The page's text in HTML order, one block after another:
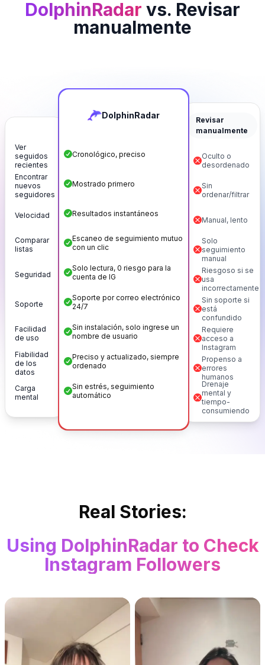
DolphinRadar vs. Revisar
manualmente
Ver
seguidos
recientes
Encontrar
nuevos
seguidores
Velocidad
Comparar
listas
Seguridad
Soporte
Facilidad
de uso
Fiabilidad
de los
datos
Carga
mental
DolphinRadar
Cronológico, preciso
Mostrado primero
Resultados instantáneos
Escaneo de seguimiento mutuo
con un clic
Solo lectura, 0 riesgo para la
cuenta de IG
Soporte por correo electrónico
24/7
Sin instalación, solo ingrese un
nombre de usuario
Preciso y actualizado, siempre
ordenado
Sin estrés, seguimiento
automático
Revisar
manualmente
Oculto o
desordenado
Sin
ordenar/filtrar
Manual, lento
Solo
seguimiento
manual
Riesgoso si se
usa
incorrectamente
Sin soporte si
está
confundido
Requiere
acceso a
Instagram
Propenso a
errores
humanos
Drenaje
mental y
tiempo-
consumiendo
Real Stories:
Using DolphinRadar to Check
Instagram Followers